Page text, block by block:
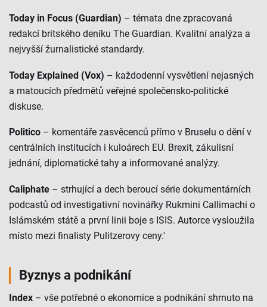
Today in Focus (Guardian) – témata dne zpracovaná
redakcí britského deníku The Guardian. Kvalitní analýza a
nejvyšší žurnalistické standardy.
Today Explained (Vox) – každodenní vysvětlení nejasných
a matoucích předmětů veřejné společensko-politické
diskuse.
Politico – komentáře zasvěcenců přímo v Bruselu o dění v
centrálních institucích i kuloárech EU. Brexit, zákulisní
jednání, diplomatické tahy a informované analýzy.
Caliphate – strhující a dech beroucí série dokumentárních
podcastů od investigativní novinářky Rukmini Callimachi o
Islámském státě a první linii boje s ISIS. Autorce vysloužila
místo mezi finalisty Pulitzerovy ceny.'
Byznys a podnikání
Index – vše potřebné o ekonomice a podnikání shrnuto na